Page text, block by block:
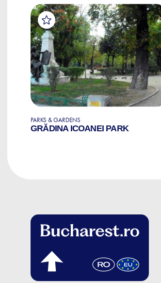
PARKS & GARDENS
GRĂDINA ICOANEI PARK